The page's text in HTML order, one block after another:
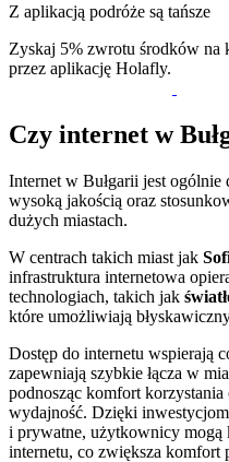
Z aplikacją podróże są tańsze
Zyskaj 5% zwrotu środków na
przez aplikację Holafly.
Czy internet w
Internet w Bułgarii jest ogólnie
wysoką jakością oraz
dużych miastach.
W centrach takich miast jak
infrastruktura internetowa
technologiach, takich jak
które umożliwiają
Dostęp do internetu wspierają
zapewniają szybkie łącza w
podnosząc komfort
wydajność. Dzięki
i prywatne, użytkownicy mogą
internetu, co zwiększa komfort